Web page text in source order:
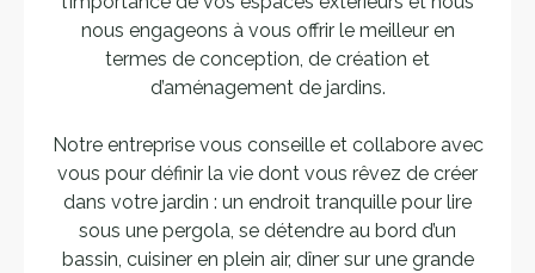
nous engageons à vous offrir le meilleur en
termes de conception, de création et
d’aménagement de jardins.
Notre entreprise vous conseille et collabore avec
vous pour définir la vie dont vous rêvez de créer
dans votre jardin : un endroit tranquille pour lire
sous une pergola, se détendre au bord d’un
bassin, cuisiner en plein air, dîner sur une grande